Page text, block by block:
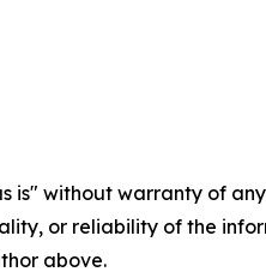
is" without warranty of
or reliability of the
above.